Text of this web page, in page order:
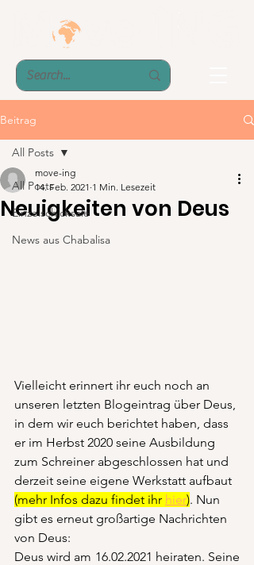
Beitrag
All Posts
Einzelschicksale
News aus Chabalisa
All Posts
Neuigkeiten von Deus
move-ing
14. Feb. 2021 1 Min. Lesezeit
Vielleicht erinnert ihr euch noch an
unseren letzten Blogeintrag über Deus,
in dem wir euch berichtet haben, dass
er im Herbst 2020 seine Ausbildung
zum Schreiner abgeschlossen hat und
derzeit seine eigene Werkstatt aufbaut
(mehr Infos dazu findet ihr hier). Nun
gibt es erneut großartige Nachrichten
von Deus:
Deus wird am 16.02.2021 heiraten. Seine